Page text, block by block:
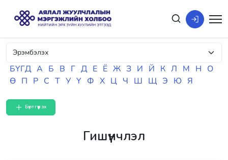
БҮГД А Б В Г Д Е Ё Ж З И Й К Л М Н О
Ө П Р С Т У Ү Ф Х Ц Ч Ш Щ Э Ю Я
Бүртгүүлэх
Гишүүнчлэл